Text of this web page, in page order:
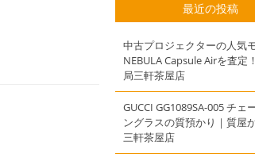
最近の投稿
中古プロジェクターの人気
NEBULA Capsule Airを査定
局三軒茶屋店
GUCCI GG1089SA-005 チェ
ングラスの質預かり｜質屋
三軒茶屋店